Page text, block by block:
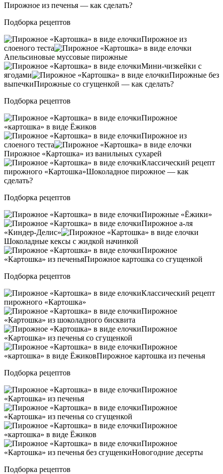
Пирожное из печенья — как сделать?
Подборка рецептов
Пирожное из
слоеного теста
Апельсиновые муссовые пирожные
Мини-чизкейки с
ягодами
Пирожные без
выпечкиПирожные со сгущенкой — как сделать?
Подборка рецептов
Пирожное
«картошка» в виде Ёжиков
Пирожное из
слоеного теста
Пирожное «Картошка» из ванильных сухарей
Классический рецепт
пирожного «Картошка»Шоколадное пирожное — как
сделать?
Подборка рецептов
Пирожные «Ёжики»
Пирожное а-ля
«Киндер-Делис»
Шоколадные кексы с жидкой начинкой
Пирожное
«Картошка» из печеньяПирожное картошка со сгущенкой
Подборка рецептов
Классический рецепт
пирожного «Картошка»
Пирожное
«Картошка» из шоколадного бисквита
Пирожное
«Картошка» из печенья со сгущенкой
Пирожное
«картошка» в виде ЁжиковПирожное картошка из печенья
Подборка рецептов
Пирожное
«Картошка» из печенья
Пирожное
«Картошка» из печенья со сгущенкой
Пирожное
«картошка» в виде Ёжиков
Пирожное
«Картошка» из печенья без сгущенкиНовогодние десерты
Подборка рецептов